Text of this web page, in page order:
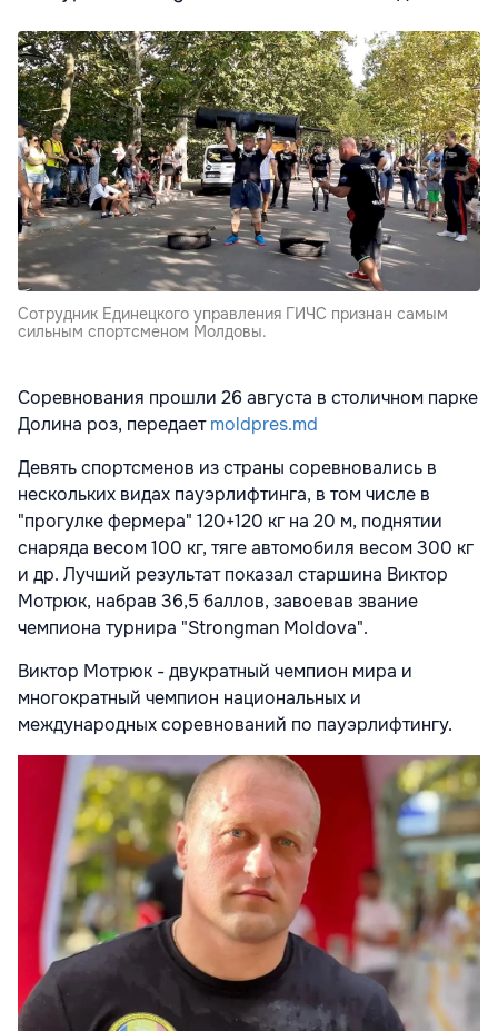
Сотрудник Единецкого управления ГИЧС признан самым
сильным спортсменом Молдовы.
Соревнования прошли 26 августа в столичном парке
Долина роз, передаетmoldpres.md
Девять спортсменов из страны соревновались в
нескольких видах пауэрлифтинга, в том числе в
"прогулке фермера" 120+120 кг на 20 м, поднятии
снаряда весом 100 кг, тяге автомобиля весом 300 кг
и др. Лучший результат показал старшина Виктор
Мотрюк, набрав 36,5 баллов, завоевав звание
чемпиона турнира "Strongman Moldova".
Виктор Мотрюк - двукратный чемпион мира и
многократный чемпион национальных и
международных соревнований по пауэрлифтингу.